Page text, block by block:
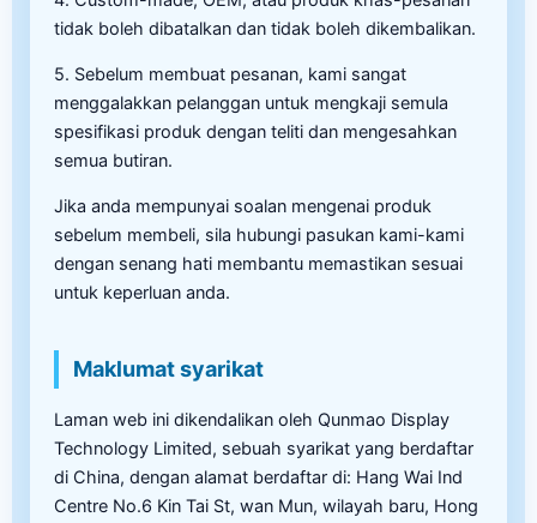
tidak boleh dibatalkan dan tidak boleh dikembalikan.
5. Sebelum membuat pesanan, kami sangat
menggalakkan pelanggan untuk mengkaji semula
spesifikasi produk dengan teliti dan mengesahkan
semua butiran.
Jika anda mempunyai soalan mengenai produk
sebelum membeli, sila hubungi pasukan kami-kami
dengan senang hati membantu memastikan sesuai
untuk keperluan anda.
Maklumat syarikat
Laman web ini dikendalikan oleh Qunmao Display
Technology Limited, sebuah syarikat yang berdaftar
di China, dengan alamat berdaftar di: Hang Wai Ind
Centre No.6 Kin Tai St, wan Mun, wilayah baru, Hong